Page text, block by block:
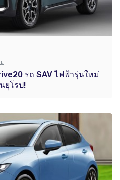
.
รถ SAV ไฟฟ้ารุ่นใหม่
ยุโรป!